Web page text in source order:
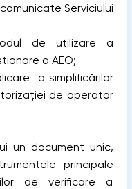
Serviciului
de utilizare a
a AEO;
a simplificărilor
de operator
un document unic,
principale
de verificare a